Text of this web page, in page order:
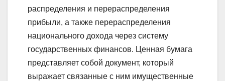
распределения и перераспределения
прибыли, а также перераспределения
национального дохода через систему
государственных финансов. Ценная бумага
представляет собой документ, который
выражает связанные с ним имущественные